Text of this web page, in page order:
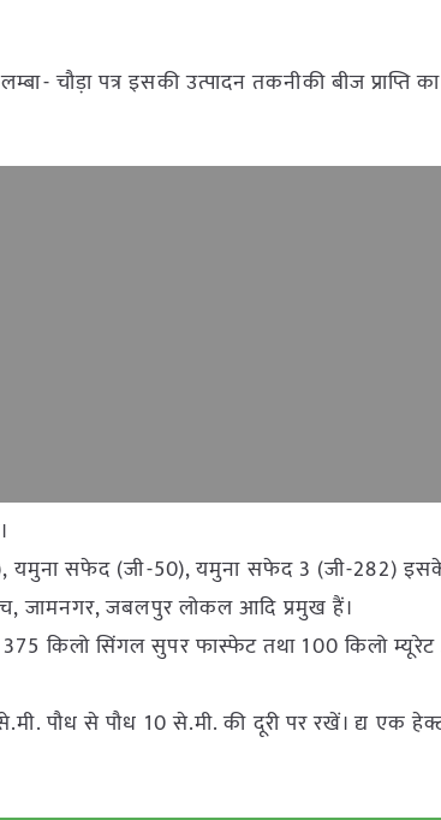
चौड़ा पत्र इसकी उत्पादन तकनीकी बीज प्राप्ति का
यमुना सफेद (जी-50), यमुना सफेद 3 (जी-282) इसके
जामनगर, जबलपुर लोकल आदि प्रमुख हैं।
किलो सिंगल सुपर फास्फेट तथा 100 किलो म्यूरेट
पौध से पौध 10 से.मी. की दूरी पर रखें। द्य एक